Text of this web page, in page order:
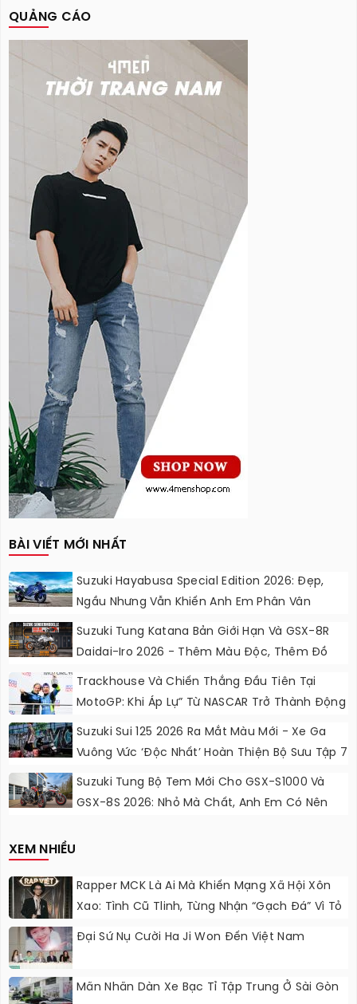
QUẢNG CÁO
BÀI VIẾT MỚI NHẤT
Suzuki Hayabusa Special Edition 2026: Đẹp,
Ngầu Nhưng Vẫn Khiến Anh Em Phân Vân
Suzuki Tung Katana Bản Giới Hạn Và GSX-8R
Daidai-Iro 2026 - Thêm Màu Độc, Thêm Đồ
Chơi, Thêm Cá Tính
Trackhouse Và Chiến Thắng Đầu Tiên Tại
MotoGP: Khi Áp Lự” Từ NASCAR Trở Thành Động
Lực Ngọt Ngào
Suzuki Sui 125 2026 Ra Mắt Màu Mới - Xe Ga
Vuông Vức ‘độc Nhất’ Hoàn Thiện Bộ Sưu Tập 7
Sắc Cầu Vồng
Suzuki Tung Bộ Tem Mới Cho GSX-S1000 Và
GSX-8S 2026: Nhỏ Mà Chất, Anh Em Có Nên
XEM NHIỀU
Rapper MCK Là Ai Mà Khiến Mạng Xã Hội Xôn
Xao: Tình Cũ Tlinh, Từng Nhận “gạch Đá” Vì Tỏ
Đại Sứ Nụ Cười Ha Ji Won Đến Việt Nam
Mãn Nhãn Dàn Xe Bạc Tỉ Tập Trung Ở Sài Gòn